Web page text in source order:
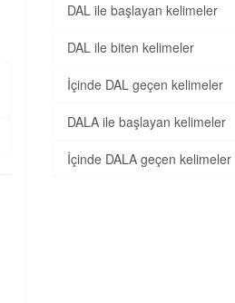
DAL ile başlayan kelimeler
DAL ile biten kelimeler
İçinde DAL geçen kelimeler
DALA ile başlayan kelimeler
İçinde DALA geçen kelimeler